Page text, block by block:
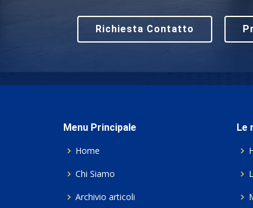
Richiesta Contatto
Menu Principale
Home
Chi Siamo
Archivio articoli
Le